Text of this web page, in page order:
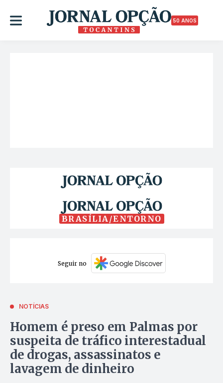
50 ANOS
BRASÍLIA/ENTORNO
Seguir no
NOTÍCIAS
Homem é preso em Palmas por
suspeita de tráfico interestadual
de drogas, assassinatos e
lavagem de dinheiro